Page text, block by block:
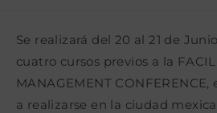
entrada:
entrada:
Se realizará del 20 al 21 de
cuatro cursos previos a la
MANAGEMENT
a realizarse en la ciudad